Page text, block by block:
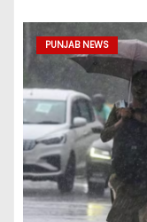
PUNJAB NEWS